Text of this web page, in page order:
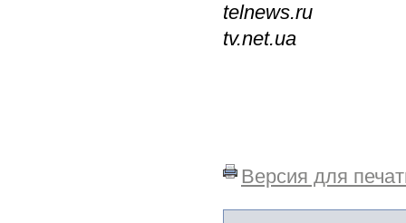
telnews.ru
tv.net.ua
Версия для